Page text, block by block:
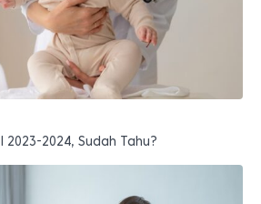
2023-2024, Sudah Tahu?